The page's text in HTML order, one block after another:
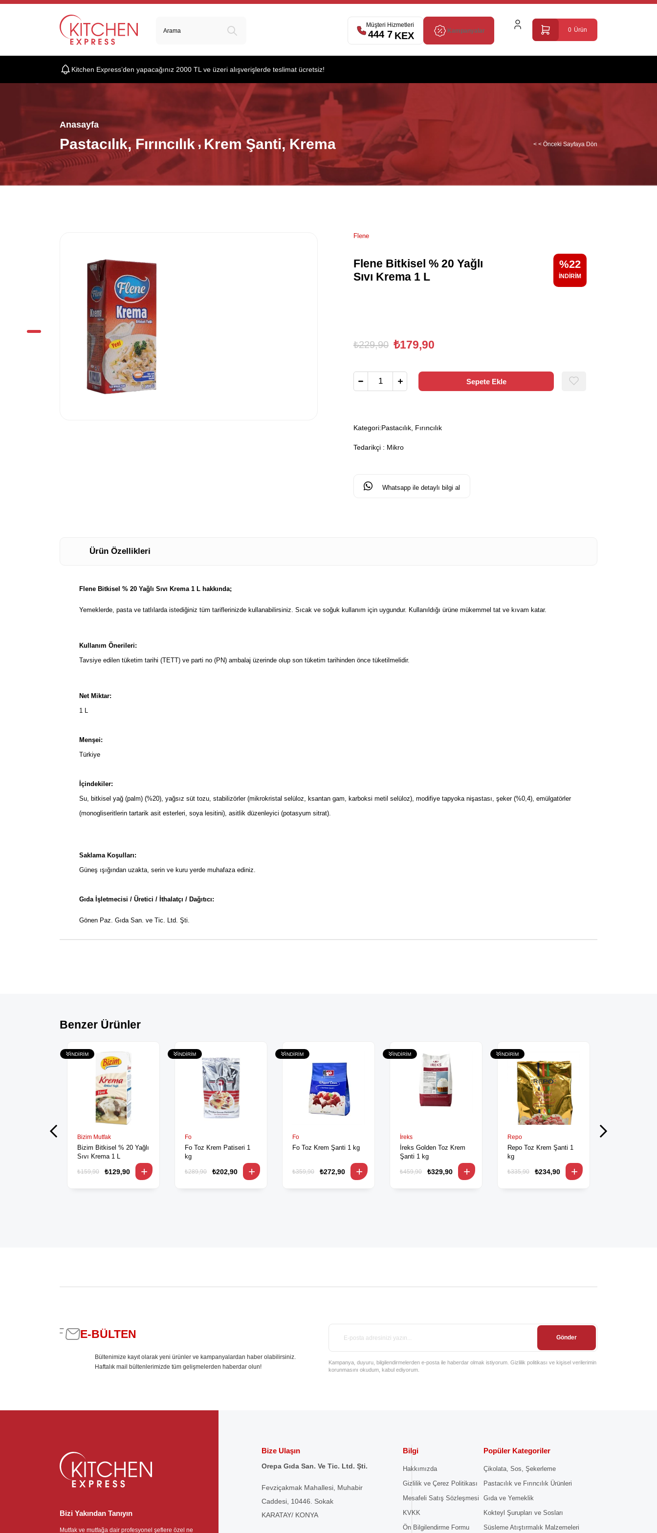
0 Ürün
Müşteri Hizmetleri
444 7 539
Kampanyalar
Kitchen Express’den yapacağınız 2000 TL ve üzeri alışverişlerde teslimat ücretsiz!
Anasayfa
Pastacılık, Fırıncılık Krem Şanti, Krema < < Önceki Sayfaya Dön
Flene
Flene Bitkisel % 20 Yağlı
Sıvı Krema 1 L
22
₺229,90 ₺179,90
Kategori:Pastacılık, Fırıncılık
Tedarikçi : Mikro
Whatsapp ile detaylı bilgi al
Ürün Özellikleri
Flene Bitkisel % 20 Yağlı Sıvı Krema 1 L hakkında;
Yemeklerde, pasta ve tatlılarda istediğiniz tüm tariflerinizde kullanabilirsiniz. Sıcak ve soğuk kullanım için uygundur. Kullanıldığı ürüne mükemmel tat ve kıvam katar.
Kullanım Önerileri:
Tavsiye edilen tüketim tarihi (TETT) ve parti no (PN) ambalaj üzerinde olup son tüketim tarihinden önce tüketilmelidir.
Net Miktar:
1 L
Menşei:
Türkiye
İçindekiler:
Su, bitkisel yağ (palm) (%20), yağsız süt tozu, stabilizörler (mikrokristal selüloz, ksantan gam, karboksi metil selüloz), modifiye tapyoka nişastası, şeker (%0,4), emülgatörler
(monogliseritlerin tartarik asit esterleri, soya lesitini), asitlik düzenleyici (potasyum sitrat).
Saklama Koşulları:
Güneş ışığından uzakta, serin ve kuru yerde muhafaza ediniz.
Gıda İşletmecisi / Üretici / İthalatçı / Dağıtıcı:
Gönen Paz. Gıda San. ve Tic. Ltd. Şti.
Benzer Ürünler
Bizim Mutfak
Bizim Bitkisel % 20 Yağlı
Sıvı Krema 1 L
₺129,90
₺159,90
Fo
Fo Toz Krem Patiseri 1
kg
₺202,90
₺289,90
Fo
Fo Toz Krem Şanti 1 kg
₺272,90
₺359,90
İreks
İreks Golden Toz Krem
Şanti 1 kg
₺329,90
₺459,90
Repo
Repo Toz Krem Şanti 1
kg
₺234,90
₺335,90
E-BÜLTEN
Bültenimize kayıt olarak yeni ürünler ve kampanyalardan haber olabilirsiniz.
Haftalık mail bültenlerimizde tüm gelişmelerden haberdar olun!
Gönder
Kampanya, duyuru, bilgilendirmelerden e-posta ile haberdar olmak istiyorum. Gizlilik politikası ve kişisel verilerimin
korunmasını okudum, kabul ediyorum.
Bizi Yakından Tanıyın
Mutfak ve mutfağa dair profesyonel şeflere özel ne
Bize Ulaşın
Orepa Gıda San. Ve Tic. Ltd. Şti.
Fevziçakmak Mahallesi, Muhabir
Caddesi, 10446. Sokak
KARATAY/ KONYA
Bilgi
Hakkımızda
Gizlilik ve Çerez Politikası
Mesafeli Satış Sözleşmesi
KVKK
Ön Bilgilendirme Formu
Popüler Kategoriler
Çikolata, Sos, Şekerleme
Pastacılık ve Fırıncılık Ürünleri
Gıda ve Yemeklik
Kokteyl Şurupları ve Sosları
Süsleme Atıştırmalık Malzemeleri